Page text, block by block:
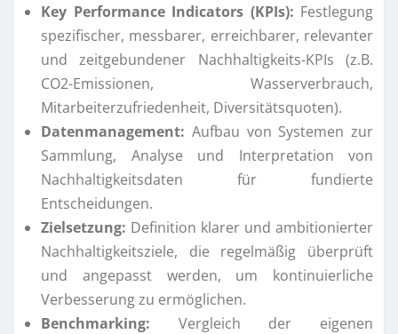
Key Performance Indicators (KPIs): Festlegung
spezifischer, messbarer, erreichbarer, relevanter
und zeitgebundener Nachhaltigkeits-KPIs (z.B.
CO2-Emissionen, Wasserverbrauch,
Mitarbeiterzufriedenheit, Diversitätsquoten).
Datenmanagement: Aufbau von Systemen zur
Sammlung, Analyse und Interpretation von
Nachhaltigkeitsdaten für fundierte
Entscheidungen.
Zielsetzung: Definition klarer und ambitionierter
Nachhaltigkeitsziele, die regelmäßig überprüft
und angepasst werden, um kontinuierliche
Verbesserung zu ermöglichen.
Benchmarking: Vergleich der eigenen